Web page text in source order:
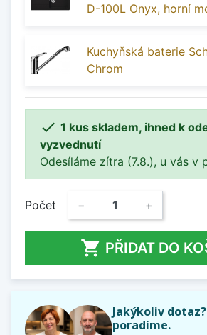
D-100L Onyx, horní
Kuchyňská baterie
Chrom
 1 kus skladem, ihned k
vyzvednutí
Odesíláme zítra (7.8.), u vás v
Počet − +
 PŘIDAT DO
Jakýkoliv
poradíme.